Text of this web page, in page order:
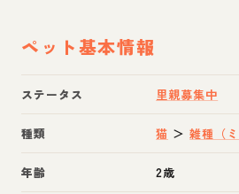
ペット基本情報
ステータス 里親募集中
種類 猫 ＞雑種（
年齢 2歳